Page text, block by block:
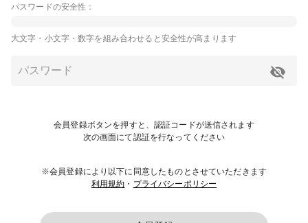
パスワードの安全性：
大文字・小文字・数字を組み合わせると安全性が高まります
会員登録ボタンを押すと、認証コードが送信されます
次の画面にて認証を行なってください
※会員登録により以下に同意したものとさせていただきます
利用規約 ・ プライバシーポリシー